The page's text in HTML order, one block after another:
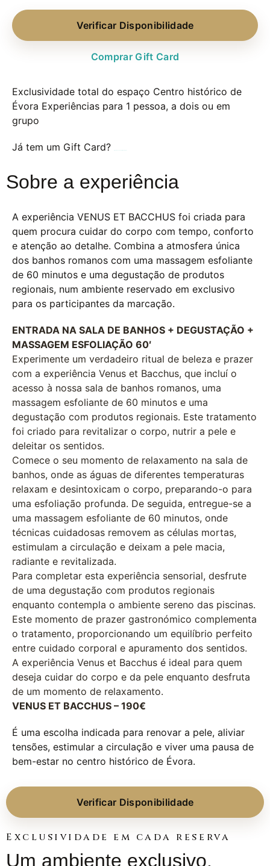
Verificar Disponibilidade
Comprar Gift Card
Exclusividade total do espaço Centro histórico de
Évora Experiências para 1 pessoa, a dois ou em
grupo
Já tem um Gift Card?
Sobre a experiência
A experiência VENUS ET BACCHUS foi criada para
quem procura cuidar do corpo com tempo, conforto
e atenção ao detalhe. Combina a atmosfera única
dos banhos romanos com uma massagem esfoliante
de 60 minutos e uma degustação de produtos
regionais, num ambiente reservado em exclusivo
para os participantes da marcação.
ENTRADA NA SALA DE BANHOS + DEGUSTAÇÃO +
MASSAGEM ESFOLIAÇÃO 60′
Experimente um verdadeiro ritual de beleza e prazer
com a experiência Venus et Bacchus, que incluí o
acesso à nossa sala de banhos romanos, uma
massagem esfoliante de 60 minutos e uma
degustação com produtos regionais. Este tratamento
foi criado para revitalizar o corpo, nutrir a pele e
deleitar os sentidos.
Comece o seu momento de relaxamento na sala de
banhos, onde as águas de diferentes temperaturas
relaxam e desintoxicam o corpo, preparando-o para
uma esfoliação profunda. De seguida, entregue-se a
uma massagem esfoliante de 60 minutos, onde
técnicas cuidadosas removem as células mortas,
estimulam a circulação e deixam a pele macia,
radiante e revitalizada.
Para completar esta experiência sensorial, desfrute
de uma degustação com produtos regionais
enquanto contempla o ambiente sereno das piscinas.
Este momento de prazer gastronómico complementa
o tratamento, proporcionando um equilíbrio perfeito
entre cuidado corporal e apuramento dos sentidos.
A experiência Venus et Bacchus é ideal para quem
deseja cuidar do corpo e da pele enquanto desfruta
de um momento de relaxamento.
VENUS ET BACCHUS – 190€
É uma escolha indicada para renovar a pele, aliviar
tensões, estimular a circulação e viver uma pausa de
bem-estar no centro histórico de Évora.
Verificar Disponibilidade
Exclusividade em cada reserva
Um ambiente exclusivo,